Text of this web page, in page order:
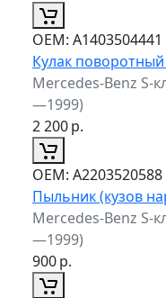
ОЕМ: A1403504441
Кулак
Mercedes-Benz S-
—1999)
2 200р.
ОЕМ: A2203520588
Пыльник (кузов
Mercedes-Benz S-
—1999)
900р.